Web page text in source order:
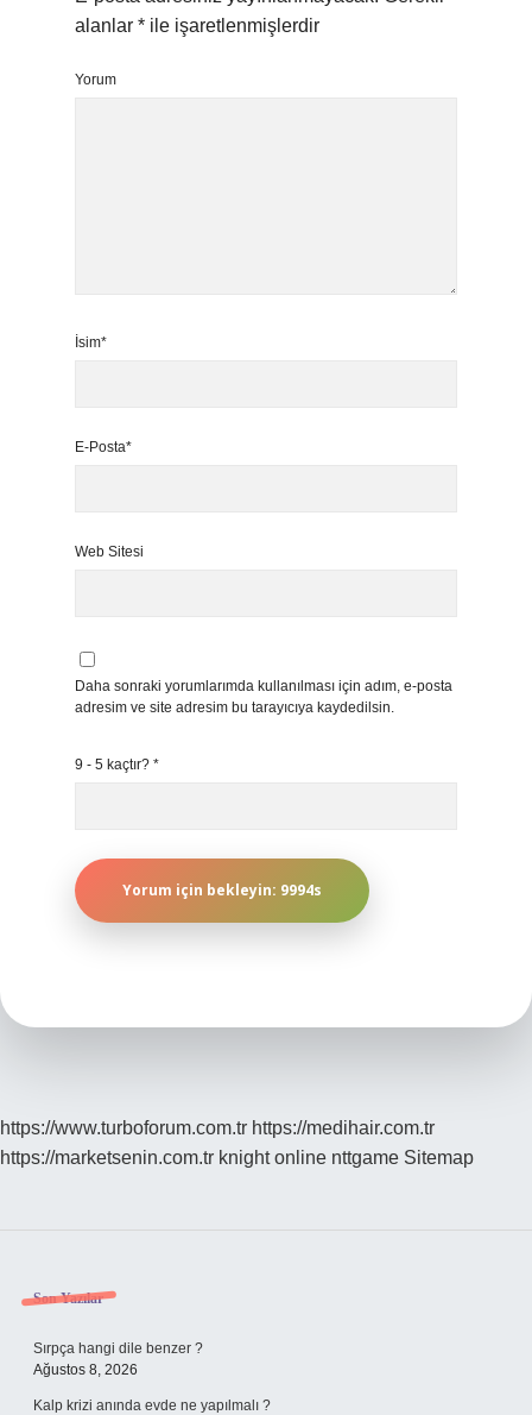
alanlar * ile işaretlenmişlerdir
Yorum
İsim*
E-Posta*
Web Sitesi
Daha sonraki yorumlarımda kullanılması için adım, e-posta
adresim ve site adresim bu tarayıcıya kaydedilsin.
9 - 5 kaçtır? *
https://www.turboforum.com.tr https://medihair.com.tr
https://marketsenin.com.tr knight online nttgame Sitemap
Sidebar
Son Yazılar
Sırpça hangi dile benzer ?
Ağustos 8, 2026
Kalp krizi anında evde ne yapılmalı ?